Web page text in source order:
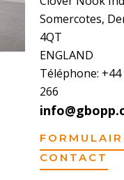
Somercotes,
4QT
ENGLAND
Téléphone: +44
266
CONTACT